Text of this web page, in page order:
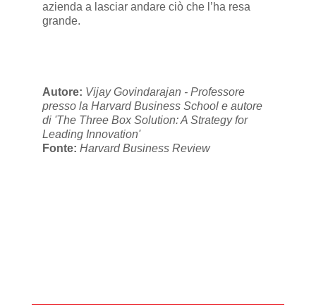
azienda a lasciar andare ciò che l’ha resa
grande.
Autore: Vijay Govindarajan - Professore
presso la Harvard Business School e autore
di 'The Three Box Solution: A Strategy for
Leading Innovation'
Fonte: Harvard Business Review